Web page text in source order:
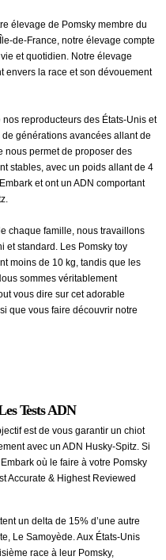
élevage de Pomsky membre du
de-France, notre élevage compte
et quotidien. Notre élevage
envers la race et son dévouement
reproducteurs des États-Unis et
générations avancées allant de
nous permet de proposer des
stables, avec un poids allant de 4
et ont un ADN comportant
chaque famille, nous travaillons
et standard. Les Pomsky toy
moins de 10 kg, tandis que les
sommes véritablement
vous dire sur cet adorable
que vous faire découvrir notre
Tests ADN
est de vous garantir un chiot
avec un ADN Husky-Spitz. Si
où le faire à votre Pomsky
Accurate & Highest Reviewed
un delta de 15% d’une autre
Le Samoyède. Aux États-Unis
race à leur Pomsky,